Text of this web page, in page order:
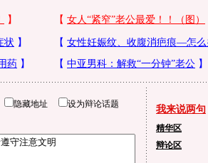
隐藏地址 设为辩论话题 我来说两句
精华区
辩论区